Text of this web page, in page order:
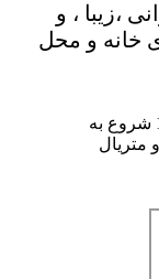
،زیبا ، و
خانه و محل
شهر موکت ایرانی فعالیت خود را از سال 1389 شروع به
متریال